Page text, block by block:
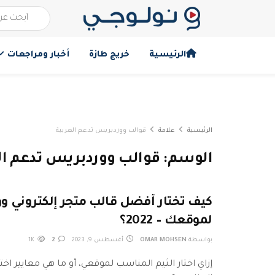
الرئيسية خريج طازة أخبار ومراجعات
الرئيسية علامة قوالب ووردبريس تدعم العربية
الوسم: قوالب ووردبريس تدعم
كيف تختار أفضل قالب متجر إلكتروني
لموقعك – 2022؟
بواسطة OMAR MOHSEN أغسطس 9, 2023
إزاي اختار الثيم المناسب لموقعي، أو ما هي معايير